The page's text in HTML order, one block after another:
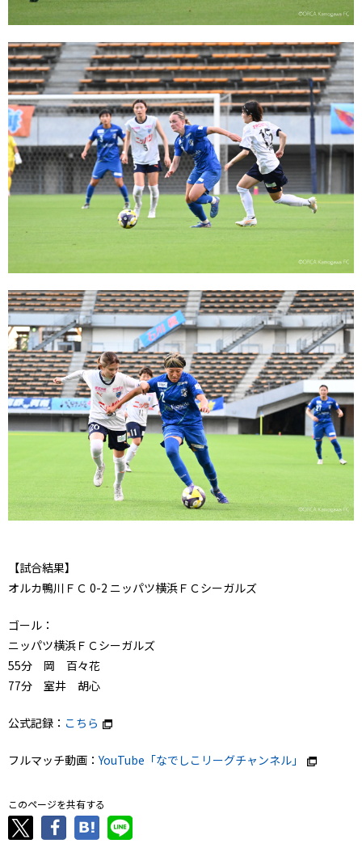
【試合結果】
オルカ鴨川ＦＣ 0-2 ニッパツ横浜ＦＣシーガルズ
ゴール：
ニッパツ横浜ＦＣシーガルズ
55分 岡 百々花
77分 室井 胡心
公式記録： こちら
フルマッチ動画：YouTube「なでしこリーグチャンネル」
このページを共有する